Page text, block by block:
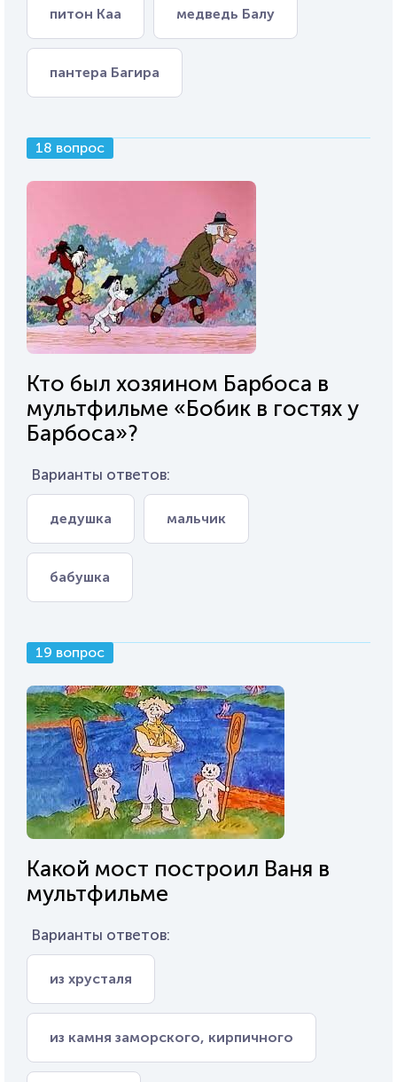
питон Каа медведь Балу
пантера Багира
18 вопрос
Кто был хозяином Барбоса в
мультфильме «Бобик в гостях у
Барбоса»?
Варианты ответов:
дедушка мальчик
бабушка
19 вопрос
Какой мост построил Ваня в
мультфильме
Варианты ответов:
из хрусталя
из камня заморского, кирпичного